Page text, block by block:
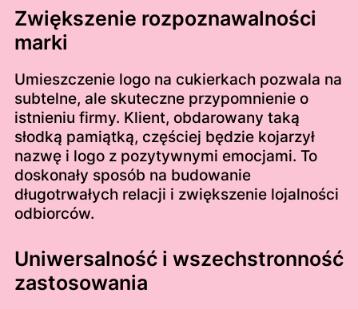
Zwiększenie rozpoznawalności
marki
Umieszczenie logo na cukierkach pozwala na
subtelne, ale skuteczne przypomnienie o
istnieniu firmy. Klient, obdarowany taką
słodką pamiątką, częściej będzie kojarzył
nazwę i logo z pozytywnymi emocjami. To
doskonały sposób na budowanie
długotrwałych relacji i zwiększenie lojalności
odbiorców.
Uniwersalność i wszechstronność
zastosowania